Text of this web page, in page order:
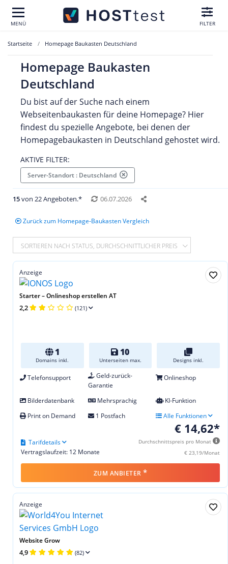
MENÜ FILTER
Startseite Homepage Baukasten Deutschland
Homepage Baukasten
Deutschland
Du bist auf der Suche nach einem
Webseitenbaukasten für deine Homepage? Hier
findest du spezielle Angebote, bei denen der
Homepagebaukasten in Deutschland gehostet wird.
AKTIVE FILTER:
Server-Standort : Deutschland
15von 22 Angeboten.* 06.07.2026
Zurück zum Homepage-Baukasten Vergleich
SORTIEREN NACH STATUS, DURCHSCHNITTLICHER PREIS
Anzeige
Starter – Onlineshop erstellen AT
2,2 (121)
1
Domains inkl.
10
Unterseiten max. Designs inkl.
Telefonsupport
Geld-zurück-
Garantie
Onlineshop
Bilderdatenbank Mehrsprachig
KI-Funktion
Print on Demand
1 Postfach Alle Funktionen
€ 14,62*
Durchschnittspreis pro Monat
€ 23,19/Monat
Vertragslaufzeit: 12 Monate
Tarifdetails
ZUM ANBIETER *
Anzeige
Website Grow
4,9 (82)